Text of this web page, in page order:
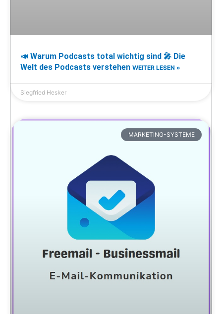
📣 Warum Podcasts total wichtig sind 🎤 Die
Welt des Podcasts verstehen WEITER LESEN »
Siegfried Hesker
MARKETING-SYSTEME